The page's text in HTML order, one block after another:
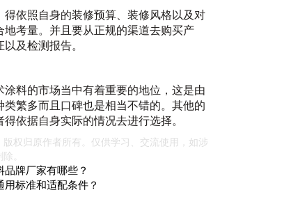
依照自身的装修预算、装修风格以及对
考量。并且要从正规的渠道去购买产
及检测报告。
料的市场当中有着重要的地位，这是由
繁多而且口碑也是相当不错的。其他的
依据自身实际的情况去进行选择。
权归原作者所有。仅供学习、交流使用，如涉
。
牌厂家有哪些？
标准和适配条件？